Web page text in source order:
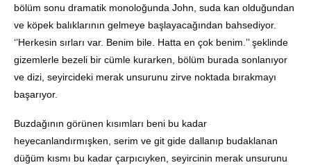
bölüm sonu dramatik monoloğunda John, suda kan olduğundan
ve köpek balıklarının gelmeye başlayacağından bahsediyor.
‘’Herkesin sırları var. Benim bile. Hatta en çok benim.’’ şeklinde
gizemlerle bezeli bir cümle kurarken, bölüm burada sonlanıyor
ve dizi, seyircideki merak unsurunu zirve noktada bırakmayı
başarıyor.
Buzdağının görünen kısımları beni bu kadar
heyecanlandırmışken, serim ve git gide dallanıp budaklanan
düğüm kısmı bu kadar çarpıcıyken, seyircinin merak unsurunu